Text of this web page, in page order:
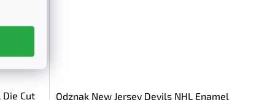
Die Cut
Odznak New Jersey Devils NHL Enamel